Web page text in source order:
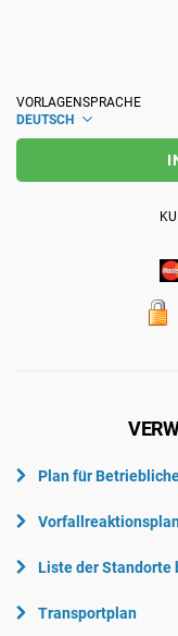
ISO 17025
Medizinprodukte
VORLAGENSPRACHE
DEUTSCH
Plan für
Liste der
Transportplan